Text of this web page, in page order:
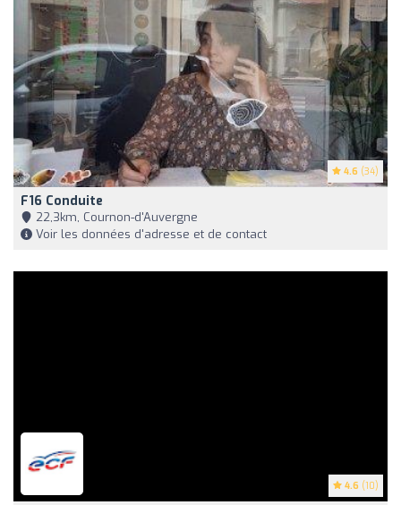
4.6 (34)
F16 Conduite
22,3km, Cournon-d'Auvergne
Voir les données d'adresse et de contact
4.6 (10)